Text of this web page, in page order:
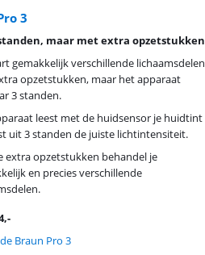
3
maar met extra opzetstukken
gemakkelijk verschillende lichaamsdelen
opzetstukken, maar het apparaat
3 standen.
leest met de huidsensor je huidtint
uit 3 standen de juiste lichtintensiteit.
extra opzetstukken behandel je
en precies verschillende
,-
Braun Pro 3